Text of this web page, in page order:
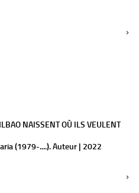
NAISSENT OÙ ILS VEULENT
(1979-....). Auteur | 2022